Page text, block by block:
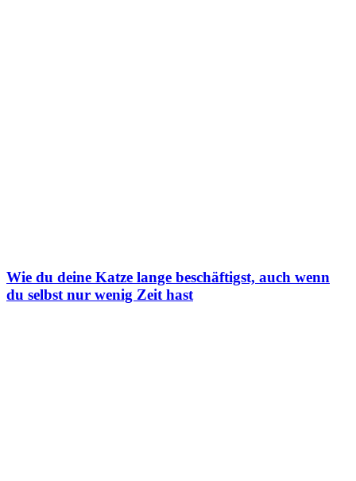
Wie du deine Katze lange beschäftigst, auch wenn
du selbst nur wenig Zeit hast